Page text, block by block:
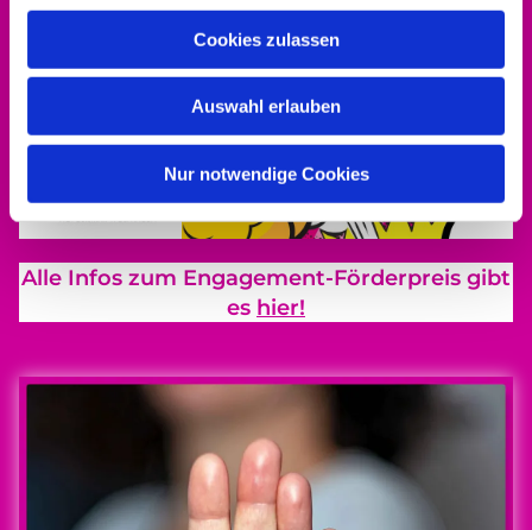
Cookies zulassen
Auswahl erlauben
Nur notwendige Cookies
Alle Infos zum Engagement-Förderpreis gibt
es hier!